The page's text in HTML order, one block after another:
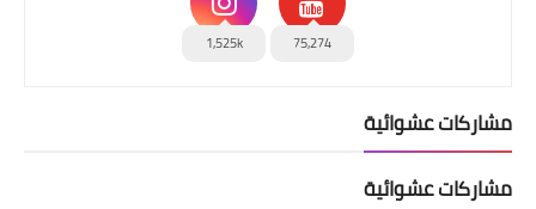
75,274
1,525k
مشاركات عشوائية
مشاركات عشوائية